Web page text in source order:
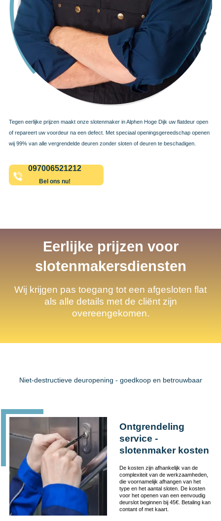
Tegen eerlijke prijzen maakt onze slotenmaker in Alphen Hoge Dijk uw flatdeur open
of repareert uw voordeur na een defect. Met speciaal openingsgereedschap openen
wij 99% van alle vergrendelde deuren zonder sloten of deuren te beschadigen.
097006521212
Bel ons nu!
Eerlijke prijzen voor
slotenmakersdiensten
Wij krijgen pas toegang tot een afgesloten flat
als alle details met de cliënt zijn
overeengekomen.
Niet-destructieve deuropening - goedkoop en betrouwbaar
Ontgrendeling
service -
slotenmaker kosten
De kosten zijn afhankelijk van de
complexiteit van de werkzaamheden,
die voornamelijk afhangen van het
type en het aantal sloten. De kosten
voor het openen van een eenvoudig
deurslot beginnen bij 45€. Betaling kan
contant of met kaart.